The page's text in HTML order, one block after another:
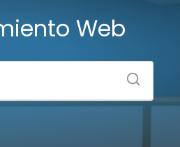
Web